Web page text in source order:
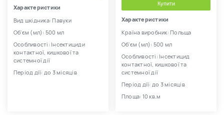
Характеристики
Вид шкідника: Павуки
Об'єм (мл): 500 мл
Особливості: Інсектициди
контактної, кишкової та
системної дії
Період дії: до 3 місяців
Купити
Характеристики
Країна виробник: Польща
Об'єм (мл): 500 мл
Особливості: Інсектицид
контактної, кишкової та
системної дії
Період дії: до 3 місяців
Площа: 10 кв.м